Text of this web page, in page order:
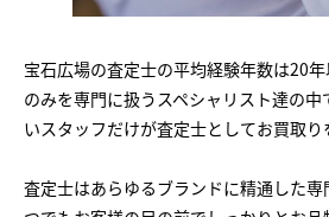
宝石広場の査定士の平均経験年数は20
のみを専門に扱うスペシャリスト達の
いスタッフだけが査定士としてお買取り
査定士はあらゆるブランドに精通した